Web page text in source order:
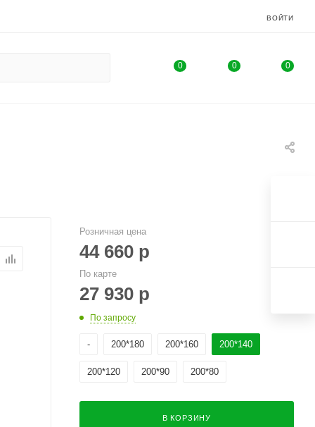
ВОЙТИ
0 0 0
Розничная цена
44 660 р
По карте
27 930 р
По запросу
- 200*180 200*160 200*140
200*120 200*90 200*80
В КОРЗИНУ